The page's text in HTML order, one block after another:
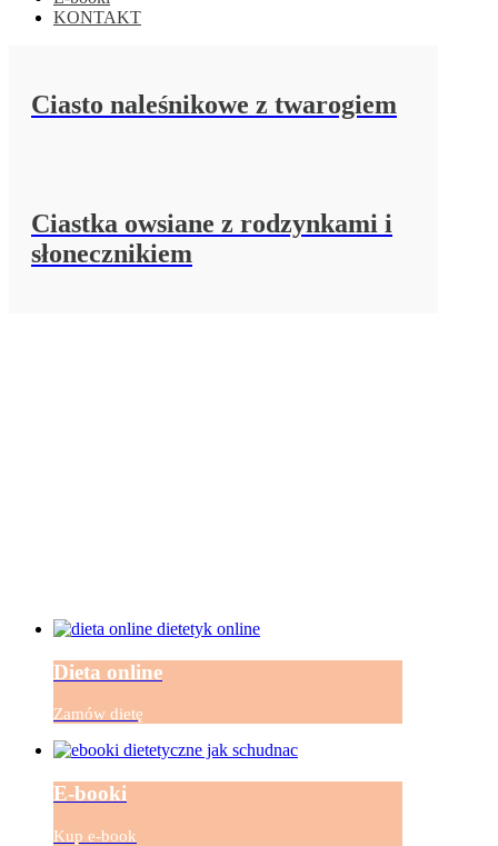
KONTAKT
Ciasto naleśnikowe z twarogiem
Ciastka owsiane z rodzynkami i
słonecznikiem
Dieta online
Zamów dietę
E-booki
Kup e-book